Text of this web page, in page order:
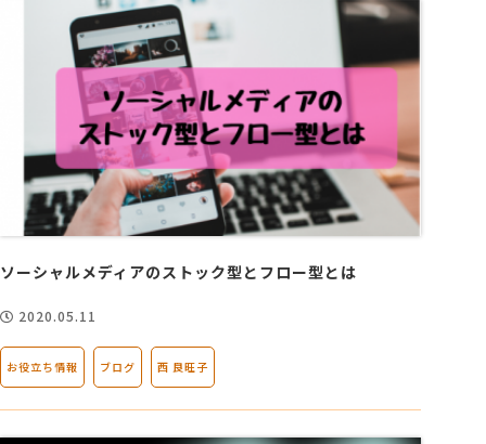
ソーシャルメディアのストック型とフロー型とは
2020.05.11
お役立ち情報 ブログ 西 良旺子